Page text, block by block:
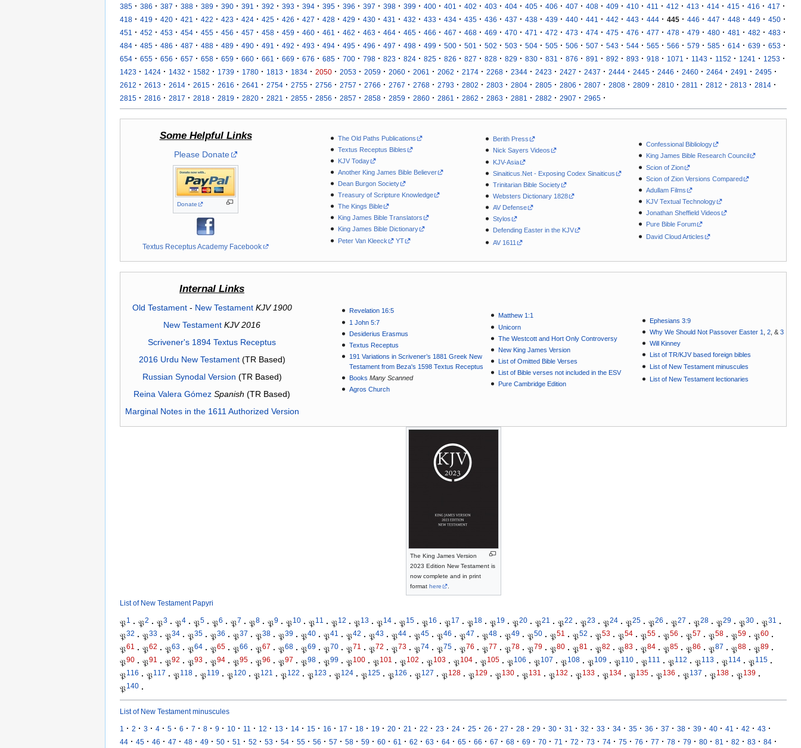
385 · 386 · 387 · 388 · 389 · 390 · 391 · 392 · 393 · 394 · 395 · 396 · 397 · 398 · 399 · 400 · 401 · 402 · 403 · 404 · 405 · 406 · 407 · 408 · 409 · 410 · 411 · 412 · 413 · 414 · 415 · 416 · 417 ·
418 · 419 · 420 · 421 · 422 · 423 · 424 · 425 · 426 · 427 · 428 · 429 · 430 · 431 · 432 · 433 · 434 · 435 · 436 · 437 · 438 · 439 · 440 · 441 · 442 · 443 · 444 · 445 · 446 · 447 · 448 · 449 · 450 ·
451 · 452 · 453 · 454 · 455 · 456 · 457 · 458 · 459 · 460 · 461 · 462 · 463 · 464 · 465 · 466 · 467 · 468 · 469 · 470 · 471 · 472 · 473 · 474 · 475 · 476 · 477 · 478 · 479 · 480 · 481 · 482 · 483 ·
484 · 485 · 486 · 487 · 488 · 489 · 490 · 491 · 492 · 493 · 494 · 495 · 496 · 497 · 498 · 499 · 500 · 501 · 502 · 503 · 504 · 505 · 506 · 507 · 543 · 544 · 565 · 566 · 579 · 585 · 614 · 639 · 653 ·
654 · 655 · 656 · 657 · 658 · 659 · 660 · 661 · 669 · 676 · 685 · 700 · 798 · 823 · 824 · 825 · 826 · 827 · 828 · 829 · 830 · 831 · 876 · 891 · 892 · 893 · 918 · 1071 · 1143 · 1152 · 1241 · 1253 ·
1423 · 1424 · 1432 · 1582 · 1739 · 1780 · 1813 · 1834 · 2050 · 2053 · 2059 · 2060 · 2061 · 2062 · 2174 · 2268 · 2344 · 2423 · 2427 · 2437 · 2444 · 2445 · 2446 · 2460 · 2464 · 2491 · 2495 ·
2612 · 2613 · 2614 · 2615 · 2616 · 2641 · 2754 · 2755 · 2756 · 2757 · 2766 · 2767 · 2768 · 2793 · 2802 · 2803 · 2804 · 2805 · 2806 · 2807 · 2808 · 2809 · 2810 · 2811 · 2812 · 2813 · 2814 ·
2815 · 2816 · 2817 · 2818 · 2819 · 2820 · 2821 · 2855 · 2856 · 2857 · 2858 · 2859 · 2860 · 2861 · 2862 · 2863 · 2881 · 2882 · 2907 · 2965 ·
Some Helpful Links
Please Donate
Donate
Textus Receptus Academy Facebook
The Old Paths Publications
Textus Receptus Bibles
KJV Today
Another King James Bible Believer
Dean Burgon Society
Treasury of Scripture Knowledge
The Kings Bible
King James Bible Translators
King James Bible Dictionary
Peter Van Kleeck
YT
Berith Press
Nick Sayers Videos
KJV-Asia
Sinaiticus.Net - Exposing Codex Sinaiticus
Trinitarian Bible Society
Websters Dictionary 1828
AV Defense
Stylos
Defending Easter in the KJV
AV 1611
Confessional Bibliology
King James Bible Research Council
Scion of Zion
Scion of Zion Versions Compared
Adullam Films
KJV Textual Technology
Jonathan Sheffield Videos
Pure Bible Forum
David Cloud Articles
Internal Links
Old Testament- New Testament KJV 1900
New Testament KJV 2016
Scrivener's 1894 Textus Receptus
2016 Urdu New Testament(TR Based)
Russian Synodal Version (TR Based)
Reina Valera Gómez Spanish (TR Based)
Marginal Notes in the 1611 Authorized Version
Revelation 16:5
1 John 5:7
Desiderius Erasmus
Textus Receptus
191 Variations in Scrivener’s 1881 Greek New
Testament from Beza's 1598 Textus Receptus
Books Many Scanned
Agros Church
Matthew 1:1
Unicorn
The Westcott and Hort Only Controversy
New King James Version
List of Omitted Bible Verses
List of Bible verses not included in the ESV
Pure Cambridge Edition
Ephesians 3:9
Why We Should Not Passover Easter 1
,2 , &3
Will Kinney
List of TR/KJV based foreign bibles
List of New Testament minuscules
List of New Testament lectionaries
The King James Version
2023 Edition New Testament is
now complete and in print
format here .
List of New Testament Papyri
𝔓1 · 𝔓2 · 𝔓3 · 𝔓4 · 𝔓5 · 𝔓6 · 𝔓7 · 𝔓8 · 𝔓9 · 𝔓10 · 𝔓11 · 𝔓12 · 𝔓13 · 𝔓14 · 𝔓15 · 𝔓16 · 𝔓17 · 𝔓18 · 𝔓19 · 𝔓20 · 𝔓21 · 𝔓22 · 𝔓23 · 𝔓24 · 𝔓25 · 𝔓26 · 𝔓27 · 𝔓28 · 𝔓29 · 𝔓30 · 𝔓31
·
𝔓32 · 𝔓33 · 𝔓34 · 𝔓35 · 𝔓36 · 𝔓37 · 𝔓38 · 𝔓39 · 𝔓40 · 𝔓41 · 𝔓42 · 𝔓43 · 𝔓44 · 𝔓45 · 𝔓46 · 𝔓47 · 𝔓48 · 𝔓49 · 𝔓50 · 𝔓51 · 𝔓52 · 𝔓53 · 𝔓54 · 𝔓55 · 𝔓56 · 𝔓57 · 𝔓58 · 𝔓59 · 𝔓60 ·
𝔓61 · 𝔓62 · 𝔓63 · 𝔓64 · 𝔓65 · 𝔓66 · 𝔓67 · 𝔓68 · 𝔓69 · 𝔓70 · 𝔓71 · 𝔓72 · 𝔓73 · 𝔓74 · 𝔓75 · 𝔓76 · 𝔓77 · 𝔓78 · 𝔓79 · 𝔓80 · 𝔓81 · 𝔓82 · 𝔓83 · 𝔓84 · 𝔓85 · 𝔓86 · 𝔓87 · 𝔓88 · 𝔓89 ·
𝔓90 · 𝔓91 · 𝔓92 · 𝔓93 · 𝔓94 · 𝔓95 · 𝔓96 · 𝔓97 · 𝔓98 · 𝔓99 · 𝔓100 · 𝔓101 · 𝔓102 · 𝔓103 · 𝔓104 · 𝔓105 · 𝔓106 · 𝔓107 · 𝔓108 · 𝔓109 · 𝔓110 · 𝔓111 · 𝔓112 · 𝔓113 · 𝔓114 · 𝔓115 ·
𝔓116 · 𝔓117 · 𝔓118 · 𝔓119 · 𝔓120 · 𝔓121 · 𝔓122 · 𝔓123 · 𝔓124 · 𝔓125 · 𝔓126 · 𝔓127 · 𝔓128 · 𝔓129 · 𝔓130 · 𝔓131 · 𝔓132 · 𝔓133 · 𝔓134 · 𝔓135 · 𝔓136 · 𝔓137 · 𝔓138 · 𝔓139 ·
𝔓140 ·
List of New Testament minuscules
1 · 2 · 3 · 4 · 5 · 6 · 7 · 8 · 9 · 10 · 11 · 12 · 13 · 14 · 15 · 16 · 17 · 18 · 19 · 20 · 21 · 22 · 23 · 24 · 25 · 26 · 27 · 28 · 29 · 30 · 31 · 32 · 33 · 34 · 35 · 36 · 37 · 38 · 39 · 40 · 41 · 42 · 43 ·
44 · 45 · 46 · 47 · 48 · 49 · 50 · 51 · 52 · 53 · 54 · 55 · 56 · 57 · 58 · 59 · 60 · 61 · 62 · 63 · 64 · 65 · 66 · 67 · 68 · 69 · 70 · 71 · 72 · 73 · 74 · 75 · 76 · 77 · 78 · 79 · 80 · 81 · 82 · 83 · 84 ·